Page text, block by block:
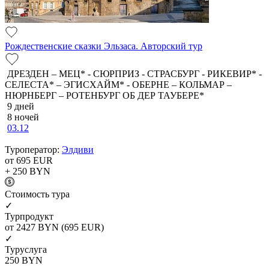
Рождественские сказки Эльзаса. Авторский тур
ДРЕЗДЕН – МЕЦ* - СЮРПРИЗ - СТРАСБУРГ - РИКЕВИР* -
СЕЛЕСТА* – ЭГИСХАЙМ* - ОБЕРНЕ – КОЛЬМАР –
НЮРНБЕРГ – РОТЕНБУРГ ОБ ДЕР ТАУБЕРЕ*
9 дней
8 ночей
03.12
Туроператор: Элдиви
от 695 EUR
+ 250 BYN
Cтоимость тура
✓
Турпродукт
от 2427 BYN (695 EUR)
✓
Туруслуга
250 BYN